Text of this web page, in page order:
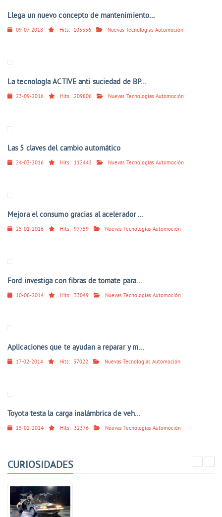
Llega un nuevo concepto de mantenimiento...
09-07-2018 Hits: 105356 Nuevas Tecnologías Automoción
La tecnología ACTIVE anti suciedad de BP...
23-09-2016 Hits: 209806 Nuevas Tecnologías Automoción
Las 5 claves del cambio automático
24-03-2016 Hits: 112442 Nuevas Tecnologías Automoción
Mejora el consumo gracias al acelerador ...
25-01-2016 Hits: 97759 Nuevas Tecnologías Automoción
Ford investiga con fibras de tomate para...
10-06-2014 Hits: 33049 Nuevas Tecnologías Automoción
Aplicaciones que te ayudan a reparar y m...
17-02-2014 Hits: 37022 Nuevas Tecnologías Automoción
Toyota testa la carga inalámbrica de veh...
15-02-2014 Hits: 32376 Nuevas Tecnologías Automoción
CURIOSIDADES